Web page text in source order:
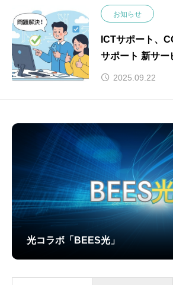
お知らせ
ICTサポート、
サポート 新サー
知らせ
2025.09.22
光コラボ「BEES光」